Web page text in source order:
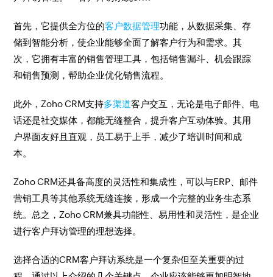
首先，它提供全方位的客户数据管理功能，从数据采集、存
储到智能分析，使企业能够全面了解客户行为和需求。其
次，它拥有丰富的销售管理工具，包括销售漏斗、机会跟踪
和销售预测，帮助企业优化销售流程。
此外，Zoho CRM支持多渠道客户交互，无论是电子邮件、电
话还是社交媒体，都能无缝整合，提升客户互动体验。其用
户界面友好且直观，员工易于上手，减少了培训时间和成
本。
Zoho CRM还具备高度的灵活性和集成性，可以与ERP、邮件
营销工具等其他系统无缝连接，形成一个完整的业务生态系
统。总之，Zoho CRM兼具功能性、易用性和灵活性，是企业
进行客户拜访管理的理想选择。
选择合适的CRM客户拜访系统是一个复杂但至关重要的过